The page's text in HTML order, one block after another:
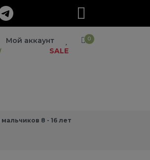
Мой аккаунт 0
SALE
8 - 16 лет